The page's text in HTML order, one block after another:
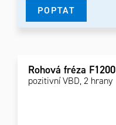
POPTAT
Rohová fréza F1200
pozitivní VBD, 2 hrany